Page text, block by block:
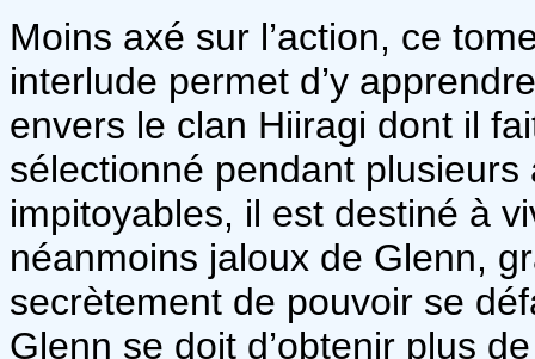
Moins axé sur l’action, ce
interlude permet d’y
envers le clan Hiiragi dont il
sélectionné pendant plusieurs
impitoyables, il est destiné à
néanmoins jaloux de Glenn,
secrètement de pouvoir se
Glenn se doit d’obtenir plus